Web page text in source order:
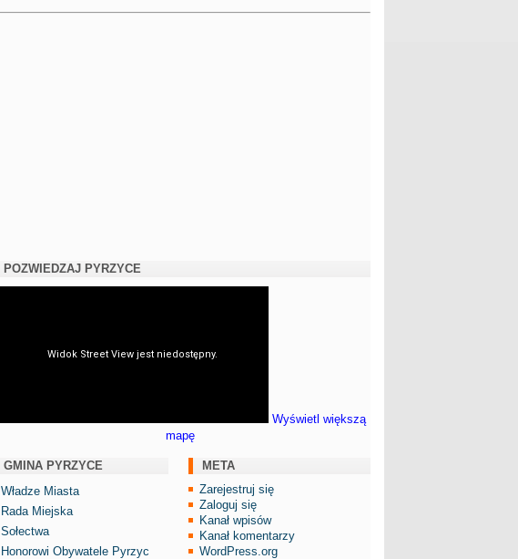
POZWIEDZAJ PYRZYCE
Wyświetl większą
mapę
GMINA PYRZYCE
Władze Miasta
Rada Miejska
Sołectwa
Honorowi Obywatele Pyrzyc
META
Zarejestruj się
Zaloguj się
Kanał wpisów
Kanał komentarzy
WordPress.org